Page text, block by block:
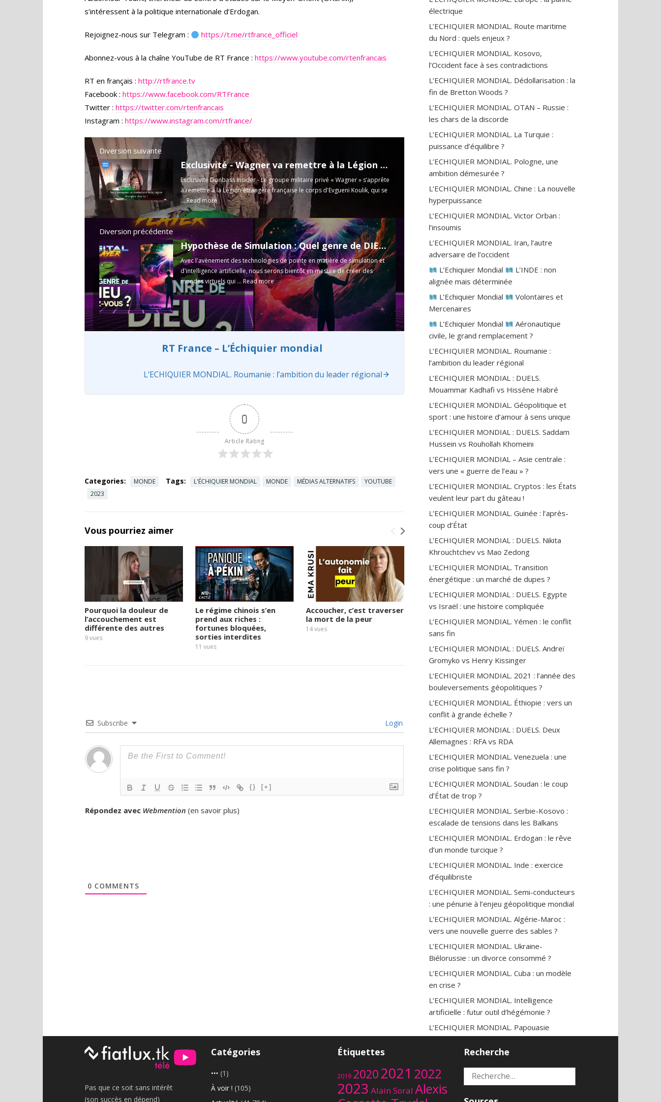
s’intéressent à la politique internationale d’Erdogan.
Rejoignez-nous sur Telegram : https://t.me/rtfrance_officiel
Abonnez-vous à la chaîne YouTube de RT France : https://www.youtube.com/rtenfrancais
RT en français : http://rtfrance.tv
Facebook : https://www.facebook.com/RTFrance
Twitter : https://twitter.com/rtenfrancais
Instagram : https://www.instagram.com/rtfrance/
Diversion suivante
Exclusivité - Wagner va remettre à la Légion étrangère française le corps d'Evgueni Koulik
Exclusivité Donbass Insider - Le groupe militaire privé « Wagner » s’apprête
à remettre à la Légion étrangère française le corps d'Evgueni Koulik, qui se
...Read more
Diversion précédente
Hypothèse de Simulation : Quel genre de DIEU seriez-vous ?
Avec l'avènement des technologies de pointe en matière de simulation et
d'intelligence artificielle, nous serons bientôt en mesure de créer des
mondes virtuels qui ... Read more
RT France – L’Échiquier mondial
L’ECHIQUIER MONDIAL. Roumanie : l’ambition du leader régional
0
Article Rating
Categories: MONDE Tags: L'ÉCHIQUIER MONDIAL MONDE MÉDIAS ALTERNATIFS
YOUTUBE
2023
Vous pourriez aimer
Pourquoi la douleur de
l’accouchement est
différente des autres
9vues
Le régime chinois s’en
prend aux riches :
fortunes bloquées,
sorties interdites
11 vues
Accoucher, c’est traverser
la mort de la peur
14vues
« 2027 sera l’élection de la
dernière chance » —
Michael Miguères
vues
6 danseuses africaines
expriment leur libération
face aux tradition
15 vues
Subscribe Login
{} [+]
Répondez avec Webmention (en savoir plus)
0 COMMENTS
électrique
L’ECHIQUIER MONDIAL. Route maritime
du Nord : quels enjeux ?
L’ECHIQUIER MONDIAL. Kosovo,
l’Occident face à ses contradictions
L’ECHIQUIER MONDIAL. Dédollarisation : la
fin de Bretton Woods ?
L’ECHIQUIER MONDIAL. OTAN – Russie :
les chars de la discorde
L’ECHIQUIER MONDIAL. La Turquie :
puissance d’équilibre ?
L’ECHIQUIER MONDIAL. Pologne, une
ambition démesurée ?
L’ECHIQUIER MONDIAL. Chine : La nouvelle
hyperpuissance
L’ECHIQUIER MONDIAL. Victor Orban :
l’insoumis
L’ECHIQUIER MONDIAL. Iran, l’autre
adversaire de l’occident
L’Echiquier Mondial
L’INDE : non
alignée mais déterminée
L’Echiquier Mondial
Volontaires et
Mercenaires
L’Echiquier Mondial
Aéronautique
civile, le grand remplacement ?
L’ECHIQUIER MONDIAL. Roumanie :
l’ambition du leader régional
L’ECHIQUIER MONDIAL : DUELS.
Mouammar Kadhafi vs Hissène Habré
L’ECHIQUIER MONDIAL. Géopolitique et
sport : une histoire d’amour à sens unique
L’ECHIQUIER MONDIAL : DUELS. Saddam
Hussein vs Rouhollah Khomeini
L’ECHIQUIER MONDIAL – Asie centrale :
vers une « guerre de l’eau » ?
L’ECHIQUIER MONDIAL. Cryptos : les États
veulent leur part du gâteau !
L’ECHIQUIER MONDIAL. Guinée : l’après-
coup d’État
L’ECHIQUIER MONDIAL : DUELS. Nikita
Khrouchtchev vs Mao Zedong
L’ECHIQUIER MONDIAL. Transition
énergétique : un marché de dupes ?
L’ECHIQUIER MONDIAL : DUELS. Egypte
vs Israël : une histoire compliquée
L’ECHIQUIER MONDIAL. Yémen : le conflit
sans fin
L’ECHIQUIER MONDIAL : DUELS. Andreï
Gromyko vs Henry Kissinger
L’ECHIQUIER MONDIAL. 2021 : l’année des
bouleversements géopolitiques ?
L’ECHIQUIER MONDIAL. Éthiopie : vers un
conflit à grande échelle ?
L’ECHIQUIER MONDIAL : DUELS. Deux
Allemagnes : RFA vs RDA
L’ECHIQUIER MONDIAL. Venezuela : une
crise politique sans fin ?
L’ECHIQUIER MONDIAL. Soudan : le coup
d’État de trop ?
L’ECHIQUIER MONDIAL. Serbie-Kosovo :
escalade de tensions dans les Balkans
L’ECHIQUIER MONDIAL. Erdogan : le rêve
d’un monde turcique ?
L’ECHIQUIER MONDIAL. Inde : exercice
d’équilibriste
L’ECHIQUIER MONDIAL. Semi-conducteurs
: une pénurie à l’enjeu géopolitique mondial
L’ECHIQUIER MONDIAL. Algérie-Maroc :
vers une nouvelle guerre des sables ?
L’ECHIQUIER MONDIAL. Ukraine-
Biélorussie : un divorce consommé ?
L’ECHIQUIER MONDIAL. Cuba : un modèle
en crise ?
L’ECHIQUIER MONDIAL. Intelligence
artificielle : futur outil d’hégémonie ?
L’ECHIQUIER MONDIAL. Papouasie
occidentale : l’impossible émancipation?
L’ECHIQUIER MONDIAL. Iran-Arabie
saoudite : une (im)possible réconciliation ?
L’ECHIQUIER MONDIAL. Initiative des trois
mers : la nouvelle alliance
Pas que ce soit sans intérêt
(son succès en dépend)
Catégories
••• (1)
À voir ! (105)
Étiquettes
2019 20202021 2022
2023 Alain Soral Alexis
Recherche
Rechercher :